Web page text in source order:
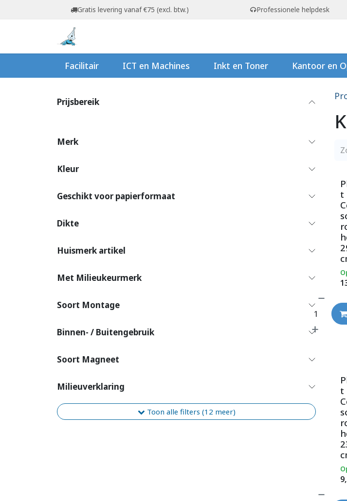
Overslaan naar inhoudGratis levering vanaf €75 (excl. btw.) Professionele helpdesk
Facilitair ICT en Machines Inkt en Toner Kantoor en
Prijsbereik
Merk
Kleur
Geschikt voor papierformaat
Dikte
Huismerk artikel
Met Milieukeurmerk
Soort Montage
Binnen- / Buitengebruik
Soort Magneet
Milieuverklaring
Toon alle filters (12 meer)
t
t